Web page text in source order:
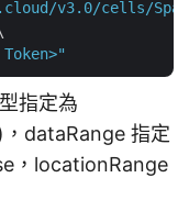
v3.0/cells/
指定為
dataRange 指定
，locationRange